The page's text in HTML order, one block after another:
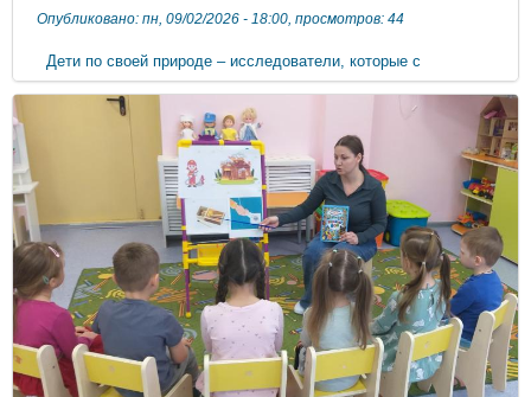
Опубликовано: пн, 09/02/2026 - 18:00, просмотров: 44
Дети по своей природе – исследователи, которые с
радостью и удивлением открывают для себя окружающий
мир. Они с огромным удовольствием рассматривают и
проводят опыты с объектами неживой природы. Воспитатель
старшей группы «Капельки» Белюга Татьяна Владимировна на
занятии по экспериментально – исследовательской
деятельности проводила с детьми опыты и эксперименты с
бумагой. Дети самостоятельно определяли качество бумаги и
её свойства, учились самостоятельно делать выводы
исследований, а также узнали много нового о производстве
бумаги.